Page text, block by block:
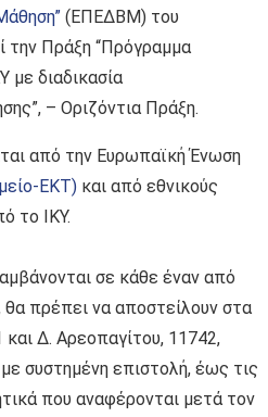
(ΕΠΕΔΒΜ) του
την Πράξη “Πρόγραμμα
με διαδικασία
– Οριζόντια Πράξη.
από την Ευρωπαϊκή Ένωση
ΕΚΤ) και από εθνικούς
το ΙΚΥ.
σε κάθε έναν από
πρέπει να αποστείλουν στα
και Δ. Αρεοπαγίτου, 11742,
συστημένη επιστολή, έως τις
που αναφέρονται μετά τον